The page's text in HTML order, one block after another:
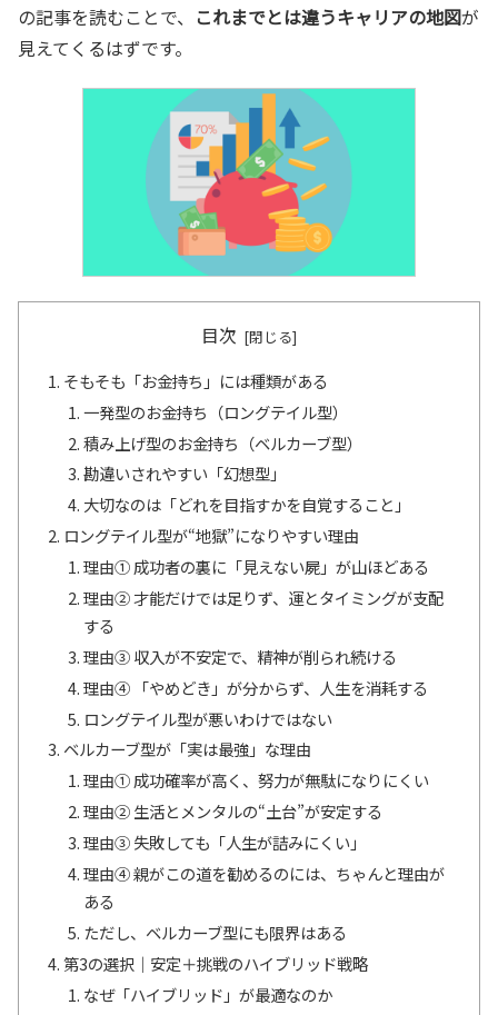
の記事を読むことで、 これまでとは違うキャリアの地図が
見えてくるはずです。
目次
そもそも「お金持ち」には種類がある
一発型のお金持ち（ロングテイル型）
積み上げ型のお金持ち（ベルカーブ型）
勘違いされやすい「幻想型」
大切なのは「どれを目指すかを自覚すること」
ロングテイル型が“地獄”になりやすい理由
理由① 成功者の裏に「見えない屍」が山ほどある
理由② 才能だけでは足りず、運とタイミングが支配
する
理由③ 収入が不安定で、精神が削られ続ける
理由④ 「やめどき」が分からず、人生を消耗する
ロングテイル型が悪いわけではない
ベルカーブ型が「実は最強」な理由
理由① 成功確率が高く、努力が無駄になりにくい
理由② 生活とメンタルの“土台”が安定する
理由③ 失敗しても「人生が詰みにくい」
理由④ 親がこの道を勧めるのには、ちゃんと理由が
ある
ただし、ベルカーブ型にも限界はある
第3の選択｜安定＋挑戦のハイブリッド戦略
なぜ「ハイブリッド」が最適なのか